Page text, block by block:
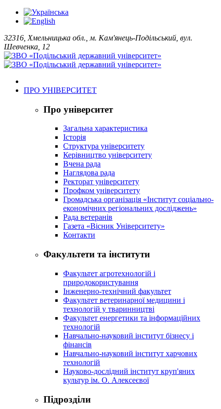
32316, Хмельницька обл., м. Кам'янець-Подільський, вул.
Шевченка, 12
ПРО УНІВЕРСИТЕТ
Про університет
Загальна характеристика
Історія
Структура університету
Керівництво університету
Вчена рада
Наглядова рада
Ректорат університету
Профком університету
Громадська організація «Інститут соціально-
економічних регіональних досліджень»
Рада ветеранів
Газета «Вісник Університету»
Контакти
Факультети та інститути
Факультет агротехнологій і
природокористування
Інженерно-технічний факультет
Факультет ветеринарної медицини і
технологій у тваринництві
Факультет енергетики та інформаційних
технологій
Навчально-науковий інститут бізнесу і
фінансів
Навчально-науковий інститут харчових
технологій
Науково-дослідний інститут круп'яних
культур ім. О. Алексеєвої
Підрозділи